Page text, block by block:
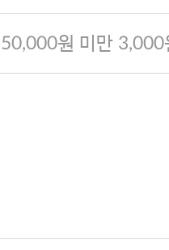
50,000원 미만 3,000